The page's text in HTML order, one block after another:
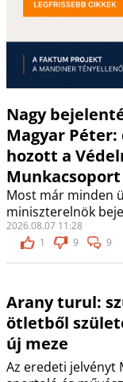
Nagy
Magyar
hozott a
Munkacsoport
Most már minden
miniszterelnök
2026.08.07 11:28
1
9 9
Arany turul:
ötletből
új meze
Az eredeti jelvényt